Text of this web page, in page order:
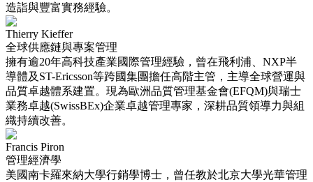
造詣與豐富實務經驗。
Thierry Kieffer
全球供應鏈與專案管理
擁有逾20年高科技產業國際管理經驗，曾在飛利浦、NXP半
導體及ST-Ericsson等跨國集團擔任高階主管，主導全球營運與
品質卓越體系建置。現為歐洲品質管理基金會(EFQM)與瑞士
業務卓越(SwissBEx)企業卓越管理專家，深耕品質領導力與組
織持續改善。
Francis Piron
管理經濟學
美國南卡羅來納大學行銷學博士，曾任教於北京大學光華管理